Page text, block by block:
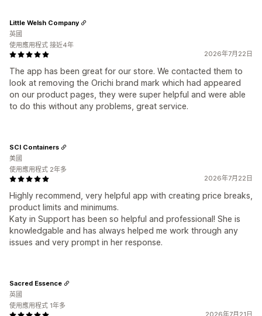
2026年7月22日
The app has been great for our store. We contacted them to
look at removing the Orichi brand mark which had appeared
on our product pages, they were super helpful and were able
to do this without any problems, great service.
Little Welsh Company
英國
使用應用程式 接近4年
2026年7月22日
Highly recommend, very helpful app with creating price breaks,
product limits and minimums.
Katy in Support has been so helpful and professional! She is
knowledgable and has always helped me work through any
issues and very prompt in her response.
SCI Containers
美國
使用應用程式 2年多
2026年7月21日
Sacred Essence
英國
使用應用程式 1年多